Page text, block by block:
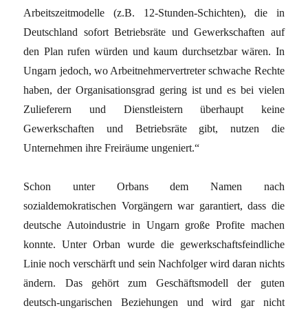
Arbeitszeitmodelle (z.B. 12-Stunden-Schichten), die in
Deutschland sofort Betriebsräte und Gewerkschaften auf
den Plan rufen würden und kaum durchsetzbar wären. In
Ungarn jedoch, wo Arbeitnehmervertreter schwache Rechte
haben, der Organisationsgrad gering ist und es bei vielen
Zulieferern und Dienstleistern überhaupt keine
Gewerkschaften und Betriebsräte gibt, nutzen die
Unternehmen ihre Freiräume ungeniert.“
Schon unter Orbans dem Namen nach
sozialdemokratischen Vorgängern war garantiert, dass die
deutsche Autoindustrie in Ungarn große Profite machen
konnte. Unter Orban wurde die gewerkschaftsfeindliche
Linie noch verschärft und sein Nachfolger wird daran nichts
ändern. Das gehört zum Geschäftsmodell der guten
deutsch-ungarischen Beziehungen und wird gar nicht